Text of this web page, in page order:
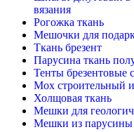
вязания
Рогожка ткань
Мешочки для
Ткань брезент
Парусина ткань
Тенты брезентовые
Мох строительный
Холщовая ткань
Мешки для
Мешки из парусины